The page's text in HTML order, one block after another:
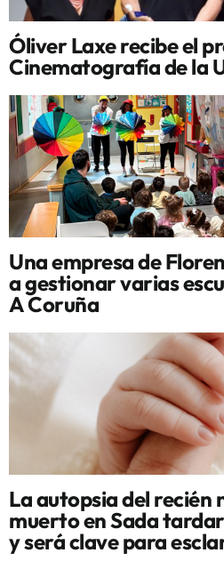
Óliver Laxe recibe el
Cinematografía de la
Una empresa de
a gestionar varias
A Coruña
La autopsia del recién
muerto en Sada
y será clave para